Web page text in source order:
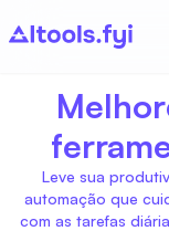
Leve sua
automação que
com as tarefas